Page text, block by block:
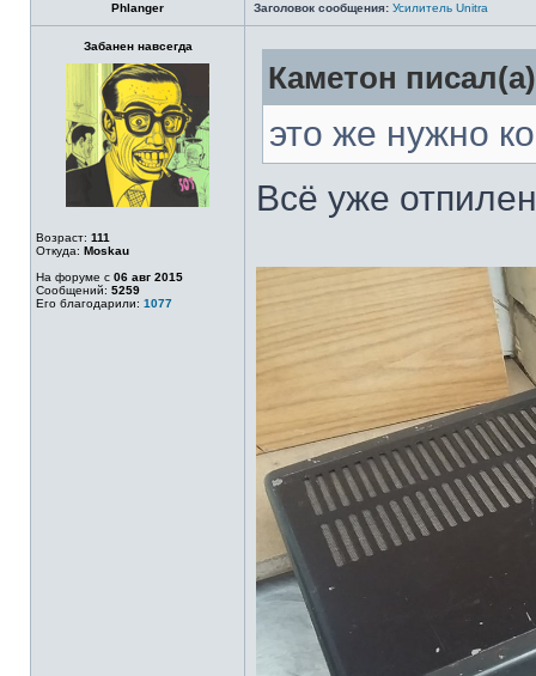
Phlanger Заголовок сообщения: Усилитель Unitra
Забанен навсегда
Возраст: 111
Откуда: Moskau
На форуме с 06 авг 2015
Сообщений: 5259
Его благодарили: 1077
Каметон
это же нужно
Всё уже